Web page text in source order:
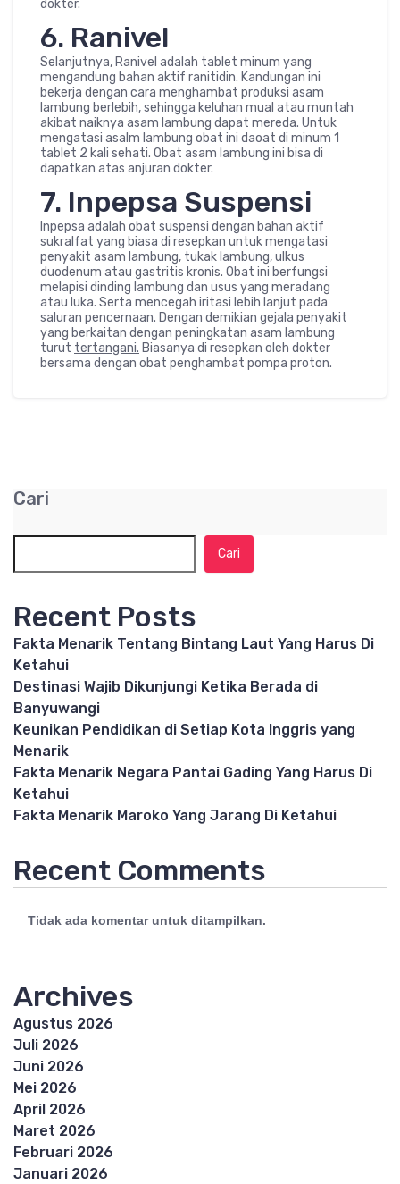
dokter.
6. Ranivel
Selanjutnya, Ranivel adalah tablet minum yang
mengandung bahan aktif ranitidin. Kandungan ini
bekerja dengan cara menghambat produksi asam
lambung berlebih, sehingga keluhan mual atau muntah
akibat naiknya asam lambung dapat mereda. Untuk
mengatasi asalm lambung obat ini daoat di minum 1
tablet 2 kali sehati. Obat asam lambung ini bisa di
dapatkan atas anjuran dokter.
7. Inpepsa Suspensi
Inpepsa adalah obat suspensi dengan bahan aktif
sukralfat yang biasa di resepkan untuk mengatasi
penyakit asam lambung, tukak lambung, ulkus
duodenum atau gastritis kronis. Obat ini berfungsi
melapisi dinding lambung dan usus yang meradang
atau luka. Serta mencegah iritasi lebih lanjut pada
saluran pencernaan. Dengan demikian gejala penyakit
yang berkaitan dengan peningkatan asam lambung
turut tertangani. Biasanya di resepkan oleh dokter
bersama dengan obat penghambat pompa proton.
Cari
Cari
Recent Posts
Fakta Menarik Tentang Bintang Laut Yang Harus Di
Ketahui
Destinasi Wajib Dikunjungi Ketika Berada di
Banyuwangi
Keunikan Pendidikan di Setiap Kota Inggris yang
Menarik
Fakta Menarik Negara Pantai Gading Yang Harus Di
Ketahui
Fakta Menarik Maroko Yang Jarang Di Ketahui
Recent Comments
Tidak ada komentar untuk ditampilkan.
Archives
Agustus 2026
Juli 2026
Juni 2026
Mei 2026
April 2026
Maret 2026
Februari 2026
Januari 2026